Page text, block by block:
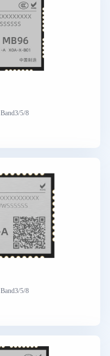
Band3/5/8
Band3/5/8